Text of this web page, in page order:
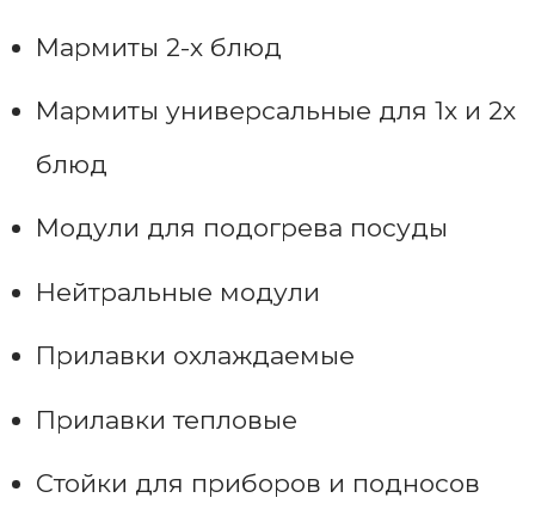
Мармиты 2-х блюд
Мармиты универсальные для 1х и 2х
блюд
Модули для подогрева посуды
Нейтральные модули
Прилавки охлаждаемые
Прилавки тепловые
Стойки для приборов и подносов